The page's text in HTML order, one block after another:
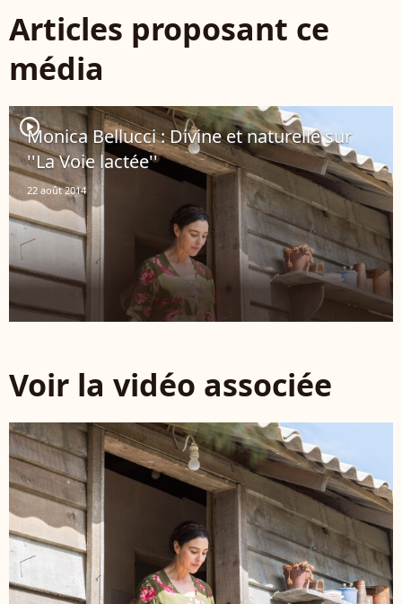
Articles proposant ce
média
player2
Monica Bellucci : Divine et naturelle sur
''La Voie lactée''
22 août 2014
Voir la vidéo associée